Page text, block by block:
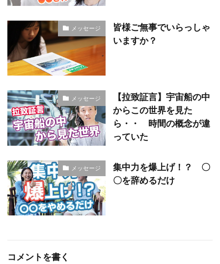
メッセージ
皆様ご無事でいらっしゃ
いますか？
メッセージ
【拉致証言】宇宙船の中
からこの世界を見た
ら・・ 時間の概念が違
っていた
メッセージ
集中力を爆上げ！？ 〇
〇を辞めるだけ
コメントを書く